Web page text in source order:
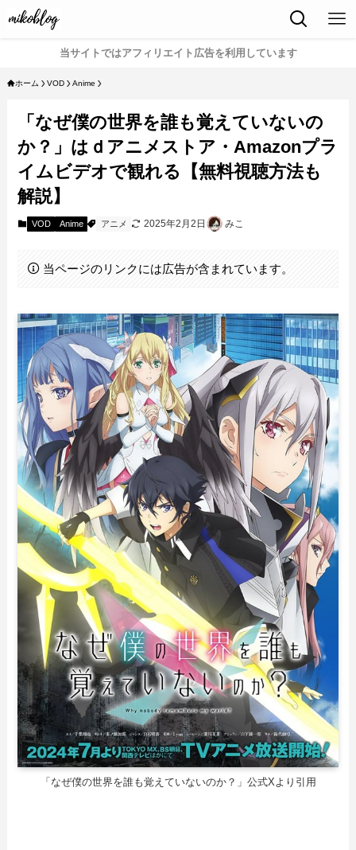
当サイトではアフィリエイト広告を利用しています
ホーム VOD Anime
「なぜ僕の世界を誰も覚えていないの
か？」はｄアニメストア・Amazonプラ
イムビデオで観れる【無料視聴方法も
解説】
VOD Anime アニメ 2025年2月2日 みこ
当ページのリンクには広告が含まれています。
「なぜ僕の世界を誰も覚えていないのか？」公式Xより引用